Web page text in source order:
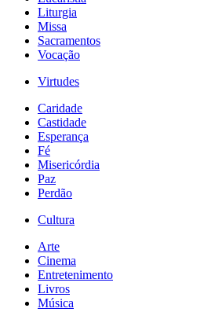
Liturgia
Missa
Sacramentos
Vocação
Virtudes
Caridade
Castidade
Esperança
Fé
Misericórdia
Paz
Perdão
Cultura
Arte
Cinema
Entretenimento
Livros
Música